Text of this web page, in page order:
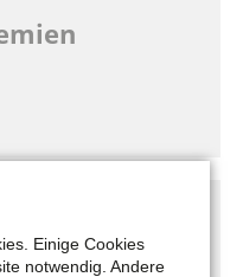
Einige Cookies
notwendig. Andere